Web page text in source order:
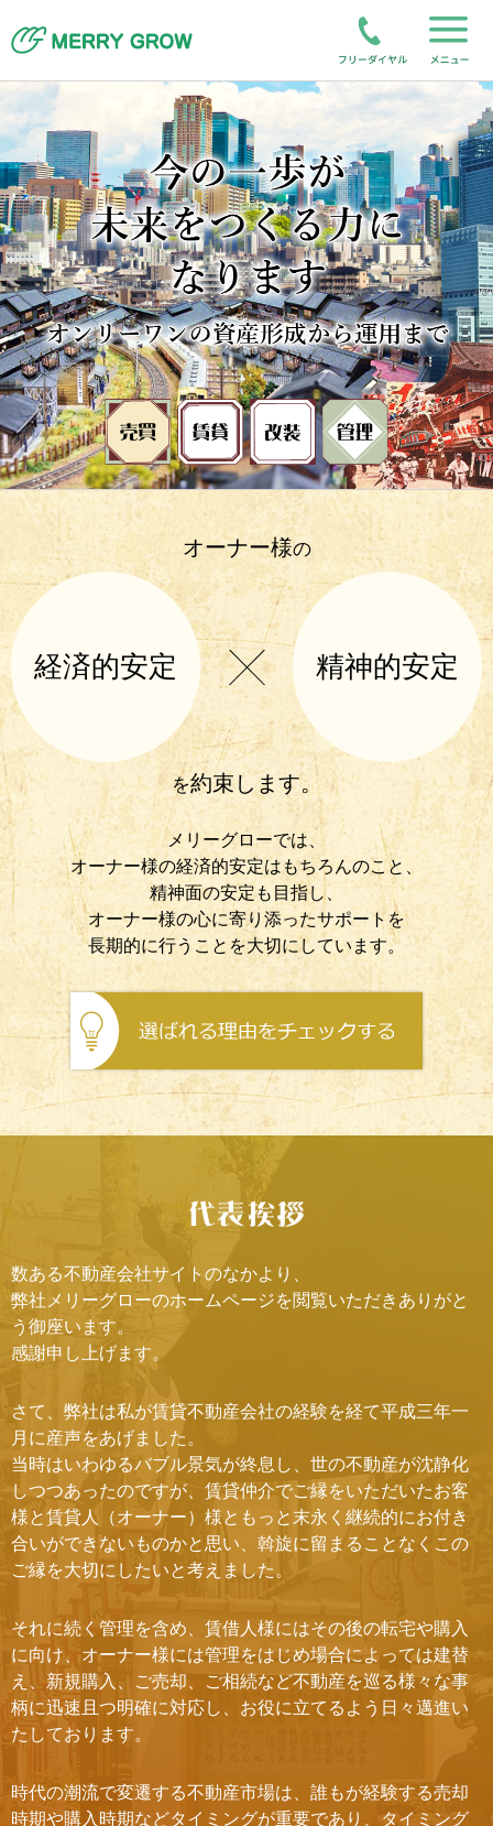
オーナー様の
経済的安定 精神的安定
を約束します。
メリーグローでは、
オーナー様の経済的安定はもちろんのこと、
精神面の安定も目指し、
オーナー様の心に寄り添ったサポートを
長期的に行うことを大切にしています。
数ある不動産会社サイトのなかより、
弊社メリーグローのホームページを閲覧いただきありがと
う御座います。
感謝申し上げます。
さて、弊社は私が賃貸不動産会社の経験を経て平成三年一
月に産声をあげました。
当時はいわゆるバブル景気が終息し、世の不動産が沈静化
しつつあったのですが、賃貸仲介でご縁をいただいたお客
様と賃貸人（オーナー）様ともっと末永く継続的にお付き
合いができないものかと思い、斡旋に留まることなくこの
ご縁を大切にしたいと考えました。
それに続く管理を含め、賃借人様にはその後の転宅や購入
に向け、オーナー様には管理をはじめ場合によっては建替
え、新規購入、ご売却、ご相続など不動産を巡る様々な事
柄に迅速且つ明確に対応し、お役に立てるよう日々邁進い
たしております。
時代の潮流で変遷する不動産市場は、誰もが経験する売却
時期や購入時期などタイミングが重要であり、タイミング